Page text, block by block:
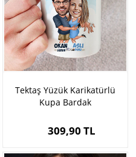
Tektaş Yüzük Karikatürlü
Kupa Bardak
309,90 TL